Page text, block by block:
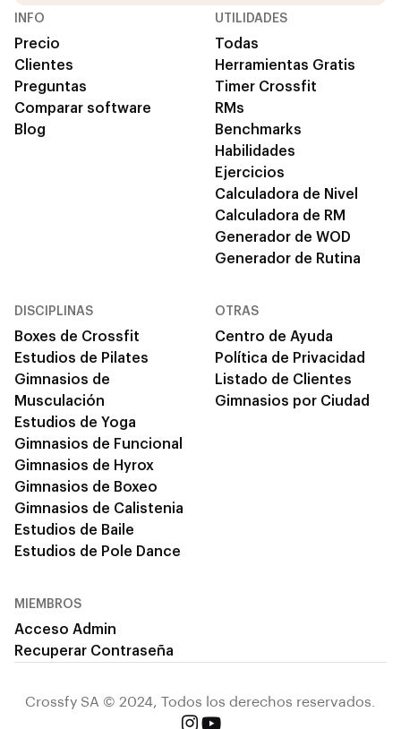
INFO
Precio
Clientes
Preguntas
Comparar software
Blog
UTILIDADES
Todas
Herramientas Gratis
Timer Crossfit
RMs
Benchmarks
Habilidades
Ejercicios
Calculadora de Nivel
Calculadora de RM
Generador de WOD
Generador de Rutina
DISCIPLINAS
Boxes de Crossfit
Estudios de Pilates
Gimnasios de
Musculación
Estudios de Yoga
Gimnasios de Funcional
Gimnasios de Hyrox
Gimnasios de Boxeo
Gimnasios de Calistenia
Estudios de Baile
Estudios de Pole Dance
OTRAS
Centro de Ayuda
Política de Privacidad
Listado de Clientes
Gimnasios por Ciudad
MIEMBROS
Acceso Admin
Recuperar Contraseña
Crossfy SA © 2024, Todos los derechos reservados.